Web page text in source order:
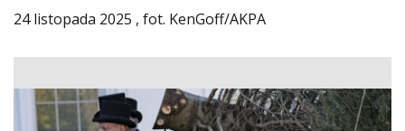
24 listopada 2025 , fot. KenGoff/AKPA